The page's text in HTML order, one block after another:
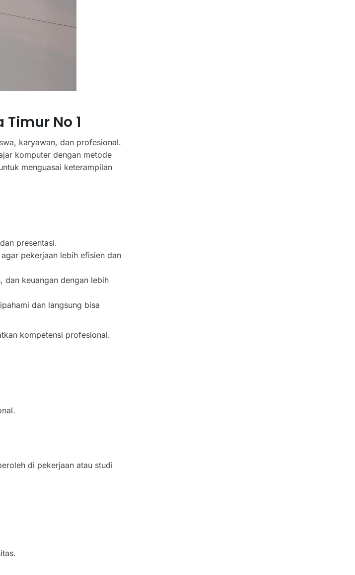
No 1
karyawan, dan profesional.
komputer dengan metode
menguasai keterampilan
presentasi.
pekerjaan lebih efisien dan
dan keuangan dengan lebih
dan langsung bisa
kompetensi profesional.
di pekerjaan atau studi